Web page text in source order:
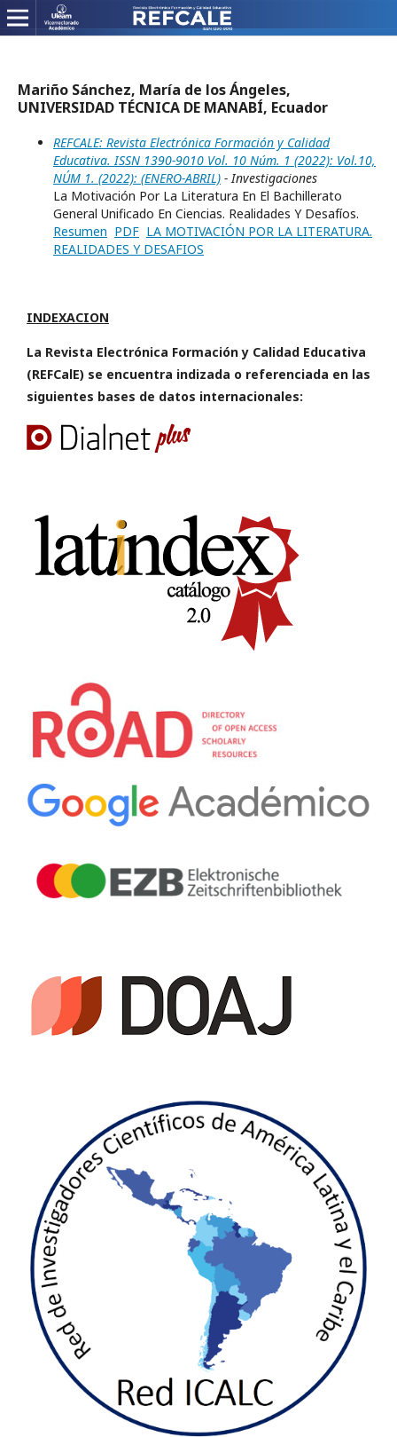
Mariño Sánchez, María de los Ángeles,
UNIVERSIDAD TÉCNICA DE MANABÍ, Ecuador
REFCALE: Revista Electrónica Formación y Calidad
Educativa. ISSN 1390-9010 Vol. 10 Núm. 1 (2022): Vol.10,
NÚM 1. (2022): (ENERO-ABRIL) - Investigaciones
La Motivación Por La Literatura En El Bachillerato
General Unificado En Ciencias. Realidades Y Desafíos.
Resumen PDF LA MOTIVACIÓN POR LA LITERATURA.
REALIDADES Y DESAFIOS
INDEXACION
La Revista Electrónica Formación y Calidad Educativa
(REFCalE) se encuentra indizada o referenciada en las
siguientes bases de datos internacionales: